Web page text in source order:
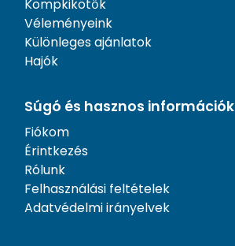
Kompkikötők
Véleményeink
Különleges ajánlatok
Hajók
Súgó és hasznos információk
Fiókom
Érintkezés
Rólunk
Felhasználási feltételek
Adatvédelmi irányelvek